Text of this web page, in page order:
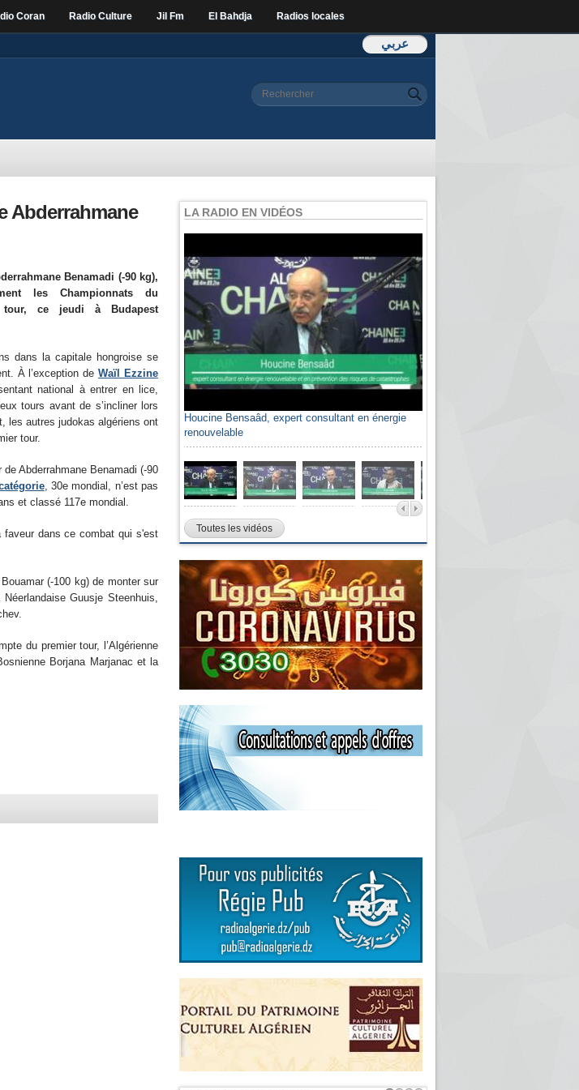
Coran Radio Culture Jil Fm El Bahdja Radios locales
عربي
Formulaire de
Rechercher
Abderrahmane
Benamadi (-90 kg),
les Championnats du
ce jeudi à Budapest
dans la capitale hongroise se
À l’exception deWaïl Ezzine
national à entrer en lice,
tours avant de s’incliner lors
les autres judokas algériens ont
tour.
Abderrahmane Benamadi (-90
, 30e mondial, n’est pas
et classé 117e mondial.
faveur dans ce combat qui s'est
(-100 kg) de monter sur
Guusje Steenhuis,
du premier tour, l’Algérienne
Borjana Marjanac et la
LA RADIO EN VIDÉOS
Houcine Bensaâd, expert consultant en énergie
renouvelable
Toutes les vidéos